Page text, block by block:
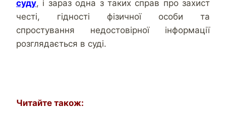
суду, і зараз одна з таких справ про захист
честі, гідності фізичної особи та
спростування недостовірної інформації
розглядається в суді.
Читайте також: